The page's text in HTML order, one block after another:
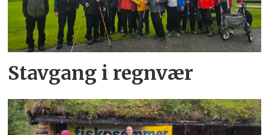
Stavgang i regnvær